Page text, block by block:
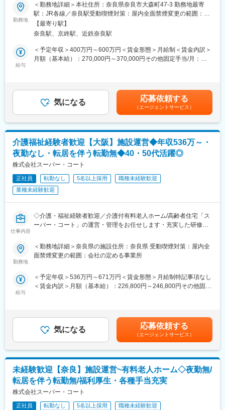
・バックエンド：Django、CakePHP,
・データベース：SQLServer、MySQL
・プラットフォーム：Windows Server、CentOS、iOS
・ツール：GitLab、Microsoft Power BI、Selenium、SikuliX,
■当社について
今、社会に必要とされる新しい商品やサービスをご提供すること
が当社の使命であると考えています。
変更の範囲：会社の定める業務
■職務内容：
福祉用具のリース事業者（法人向け）に対する営業をお任せいた
します。既存顧客がメインのため、長期的に顧客と信頼関係を築
くことが可能です。教育制度・評価制度・福利厚生も充実してお
り、営業未経験の方でも安心してご就業いただける環境です。
＜具体的には＞
（2）ケアマネージャー等の関係者と打ち合わせをし、ご利用者様
に適した福祉用具の提案
（3）顧客のニーズに応じて、自社開発のITサービス（業務改善ア
様の課題解決を図ることができます。
※顧客規模は様々のため、社長や役員の方とやりとりをすることも
多くあるため、提案スキルが身に付きます。担当社数は約10～20
件程度で、1日の訪問件数は多い時でも5～6件、通常時で3件程度
※過去営業経験のある方はもちろん、スポーツジムで働かれてた方
やルート配送業務をやられていた方などもご活躍されています。
ITツール導入やDX化などにより働き方改革を進めています。5連
続休日運動や残業削減等（残業は20時間）の取り組み、ワークラ
■入社後の流れ：
仕事に慣れるまでは先輩社員に同行し、ニーズの引き出し方や提
案方法、業界特有の専門知識や商品知識を徐々に習得していきま
ルを確立できます。
■特徴：
◎将来性あふれる福祉業界がメイン市場：人口減少・超高齢化が
進むことで今後も拡大が予想される業界への提案営業となります
◎創業130年以上の企業であるため、既存顧客が多く、信頼関係
のもと、お客様と長いお付き合いが求められる仕事です。
勤務地
＜勤務地詳細＞本社住所：奈良県奈良市大森町47-3 勤務地最寄
駅：JR各線／奈良駅受動喫煙対策：屋内全面禁煙変更の範囲：会
社の定める事業所
【最寄り駅】
奈良駅、京終駅、近鉄奈良駅
給与
＜予定年収＞400万円～600万円＜賃金形態＞月給制＜賃金内訳＞
月額（基本給）：270,000円～370,000円その他固定手当/月：
賞与：年2回（標準賞与月数：4ヶ月）※評価、業績により変動の
可能性あり■定額手当：外勤手当7,600円※転勤手当：4万円／転身
赴任手当：5万円がございます賃金はあくまでも目安の金額であ
り、選考を通じて上下する可能性があります。月給(月額)は固定手
当を含めた表記です。
気になる 応募依頼する
（エージェントサービス）
介護福祉経験者歓迎【大阪】施設運営◆年収536万～・
夜勤なし・転居を伴う転勤無◆40・50代活躍◎
株式会社スーパー・コート
正社員 転勤なし 5名以上採用
職種未経験歓迎
業種未経験歓迎
仕事内容
◇介護・福祉経験者歓迎／介護付有料老人ホーム/高齢者住宅「ス
ーパー・コート」の運営・管理をお任せします・充実した研修制
福祉・介護経験を活かしたキャリアアップが実現可能です！
■業務概要
げている当社にて、施設運営をお任せいたします。施設の稼働率
や、スタッフのマネジメントなど運営側に携わっていただきま
■業務詳細
・施設スタッフの勤怠管理とモチベーションマネジメント
・入居者様の満足度向上のための施策立案・実施
・自治体スタッフや近隣住民との交流など、幅広いコミュニケー
ション
・ご入居者や、そのご家族との親密なコミュニケーション
※夜間対応や呼び出しなどはほとんどございません。
■入社後の流れ
まずは副施設長として、現場業務を学んでいただきます。
勤務地
＜勤務地詳細＞奈良県の施設住所：奈良県 受動喫煙対策：屋内全
面禁煙変更の範囲：会社の定める事業所
給与
＜予定年収＞536万円～671万円＜賃金形態＞月給制特記事項なし
＜賃金内訳＞月額（基本給）：226,800円～246,800円その他固定
リアマネージャー（入社5年目）年収800万円/部長（入社10年
目）賃金はあくまでも目安の金額であり、選考を通じて上下する
可能性があります。月給(月額)は固定手当を含めた表記です。
気になる 応募依頼する
（エージェントサービス）
未経験歓迎【奈良】施設運営~有料老人ホーム◇夜勤無/
転居を伴う転勤無/福利厚生・各種手当充実
株式会社スーパー・コート
正社員 転勤なし 5名以上採用
職種未経験歓迎